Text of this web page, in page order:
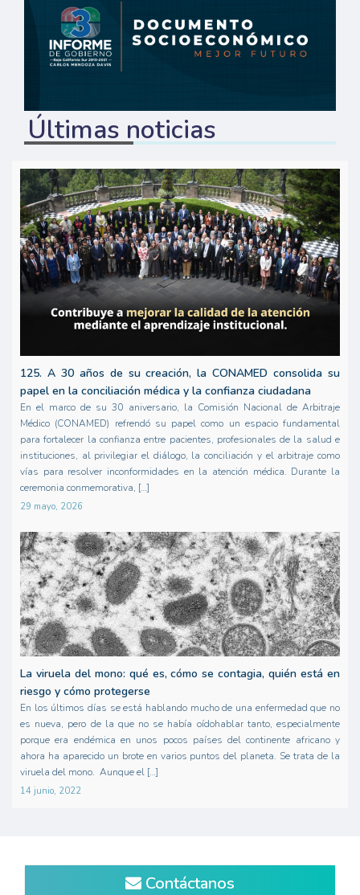
Últimas noticias
125. A 30 años de su creación, la CONAMED consolida su
papel en la conciliación médica y la confianza ciudadana
En el marco de su 30 aniversario, la Comisión Nacional de Arbitraje
Médico (CONAMED) refrendó su papel como un espacio fundamental
para fortalecer la confianza entre pacientes, profesionales de la salud e
instituciones, al privilegiar el diálogo, la conciliación y el arbitraje como
vías para resolver inconformidades en la atención médica. Durante la
ceremonia conmemorativa, […]
29 mayo, 2026
La viruela del mono: qué es, cómo se contagia, quién está en
riesgo y cómo protegerse
En los últimos días se está hablando mucho de una enfermedad que no
es nueva, pero de la que no se había oídohablar tanto, especialmente
porque era endémica en unos pocos países del continente africano y
ahora ha aparecido un brote en varios puntos del planeta. Se trata de la
viruela del mono. Aunque el […]
14 junio, 2022
Contáctanos